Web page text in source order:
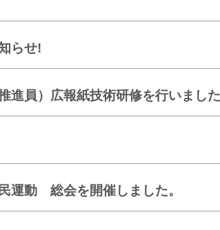
らせ!
進員）広報紙技術研修を行いまし
運動 総会を開催しました。